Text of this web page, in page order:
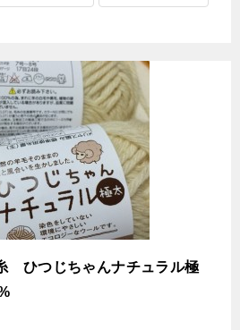
ひつじちゃんナチュラル極